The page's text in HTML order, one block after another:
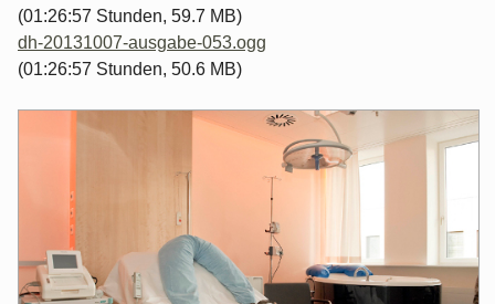
(01:26:57 Stunden, 59.7 MB)
dh-20131007-ausgabe-053.ogg
(01:26:57 Stunden, 50.6 MB)